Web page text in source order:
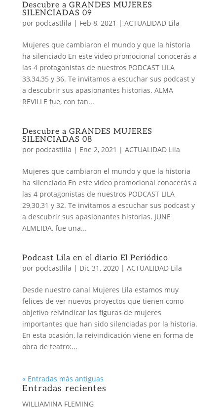
Descubre a GRANDES MUJERES
SILENCIADAS 09
por podcastlila | Feb 8, 2021 | ACTUALIDAD Lila
Mujeres que cambiaron el mundo y que la historia
ha silenciado En este video promocional conocerás a
las 4 protagonistas de nuestros PODCAST LILA
33,34,35 y 36. Te invitamos a escuchar sus podcast y
a descubrir sus apasionantes historias. ALMA
REVILLE fue, con tan...
Descubre a GRANDES MUJERES
SILENCIADAS 08
por podcastlila | Ene 2, 2021 | ACTUALIDAD Lila
Mujeres que cambiaron el mundo y que la historia
ha silenciado En este video promocional conocerás a
las 4 protagonistas de nuestros PODCAST LILA
29,30,31 y 32. Te invitamos a escuchar sus podcast y
a descubrir sus apasionantes historias. JUNE
ALMEIDA, fue una...
Podcast Lila en el diario El Periódico
por podcastlila | Dic 31, 2020| ACTUALIDAD Lila
Desde nuestro canal Mujeres Lila estamos muy
felices de ver nuevos proyectos que tienen como
objetivo reivindicar las figuras de mujeres
importantes que han sido silenciadas por la historia.
En esta ocasión, la reivindicación viene en forma de
obra de teatro:...
« Entradas más antiguas
Entradas recientes
WILLIAMINA FLEMING